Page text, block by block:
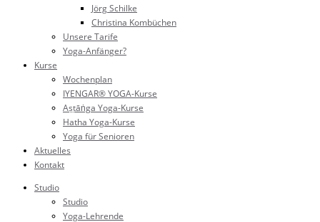
Jörg Schilke
Christina Kombüchen
Unsere Tarife
Yoga-Anfänger?
Kurse
Wochenplan
IYENGAR® YOGA-Kurse
Aṣṭāṅga Yoga-Kurse
Hatha Yoga-Kurse
Yoga für Senioren
Aktuelles
Kontakt
Studio
Studio
Yoga-Lehrende